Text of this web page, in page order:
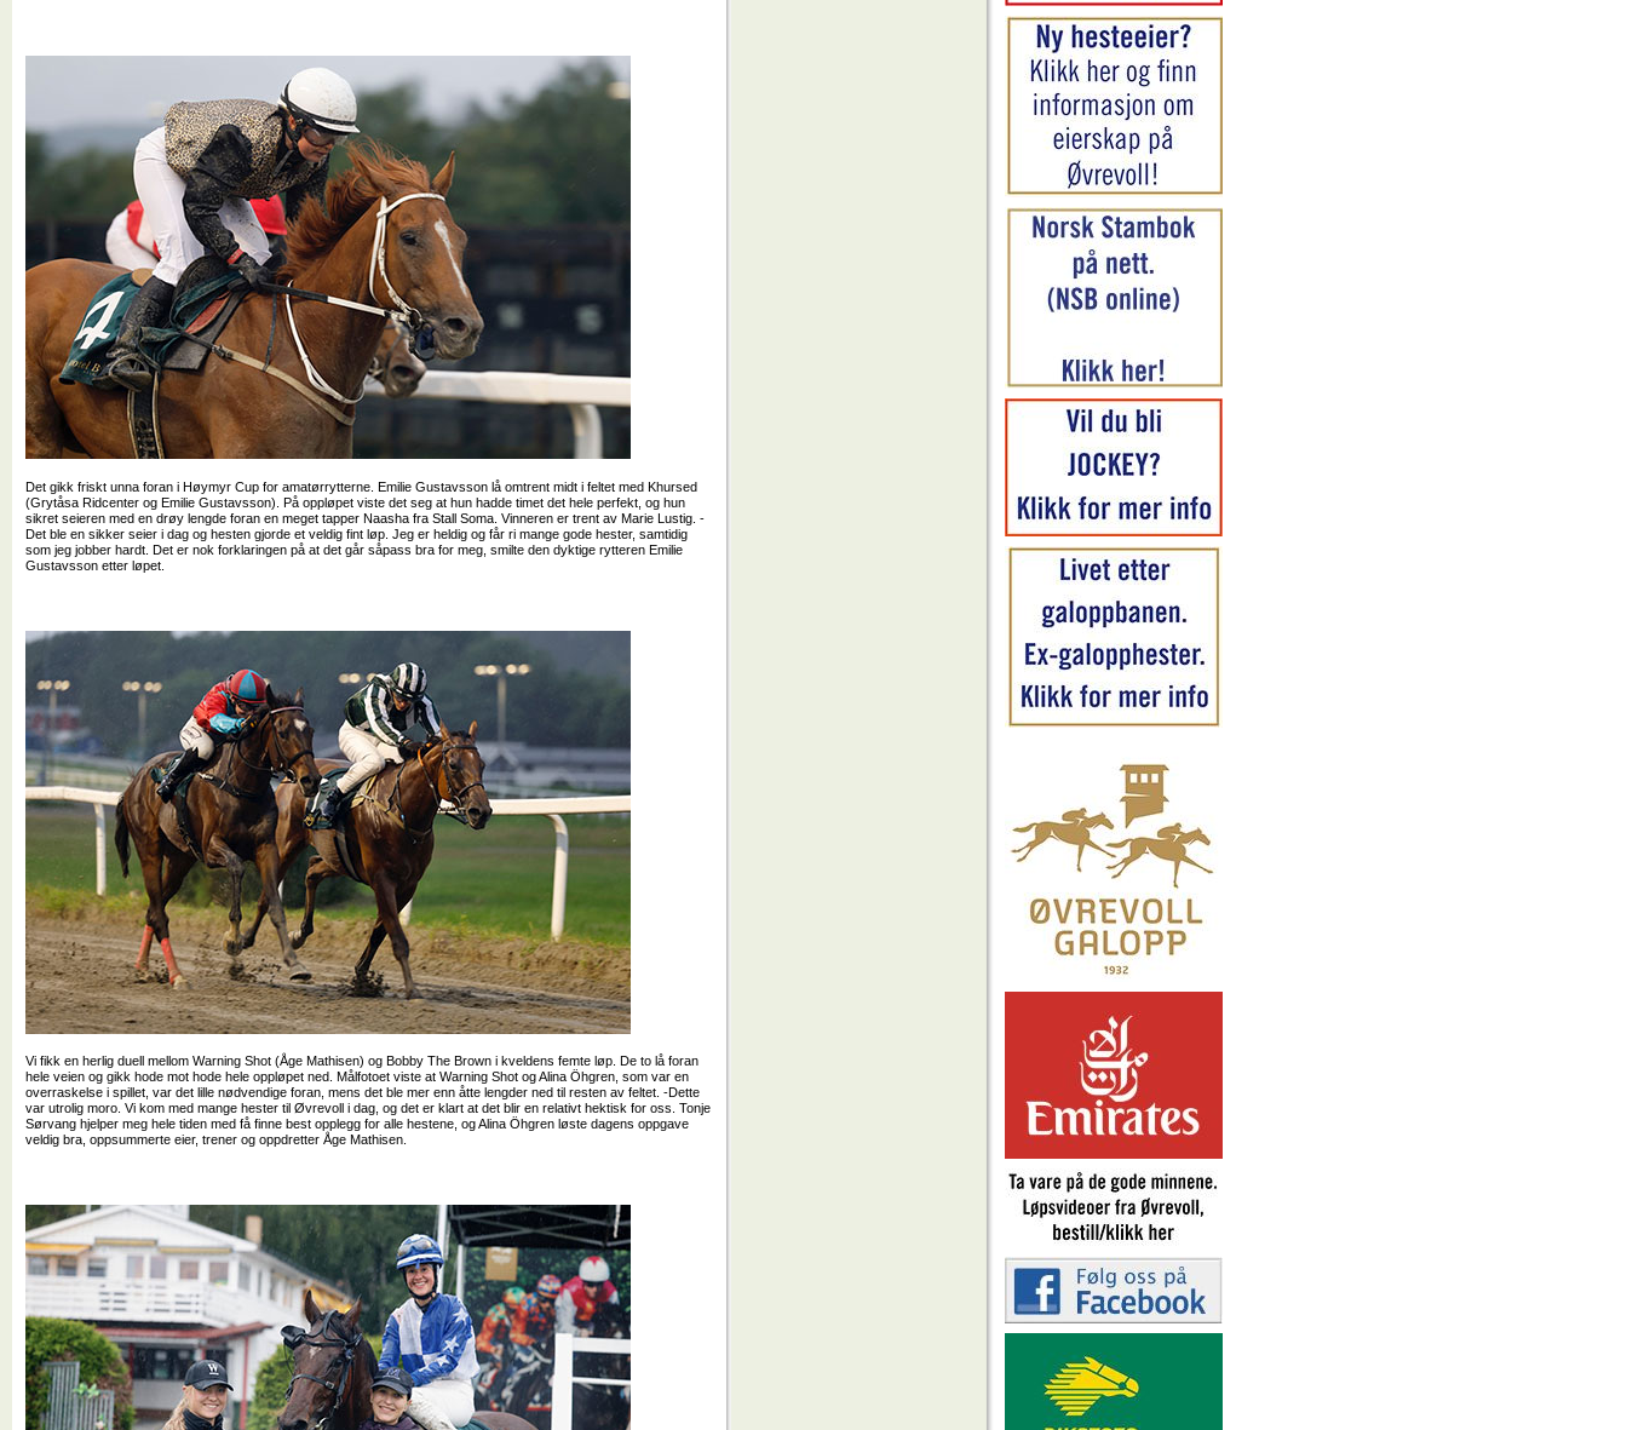
Det gikk friskt unna foran i Høymyr Cup for amatørrytterne. Emilie Gustavsson lå omtrent midt i feltet med Khursed
(Grytåsa Ridcenter og Emilie Gustavsson). På oppløpet viste det seg at hun hadde timet det hele perfekt, og hun
sikret seieren med en drøy lengde foran en meget tapper Naasha fra Stall Soma. Vinneren er trent av Marie Lustig. -
Det ble en sikker seier i dag og hesten gjorde et veldig fint løp. Jeg er heldig og får ri mange gode hester, samtidig
som jeg jobber hardt. Det er nok forklaringen på at det går såpass bra for meg, smilte den dyktige rytteren Emilie
Gustavsson etter løpet.
Vi fikk en herlig duell mellom Warning Shot (Åge Mathisen) og Bobby The Brown i kveldens femte løp. De to lå foran
hele veien og gikk hode mot hode hele oppløpet ned. Målfotoet viste at Warning Shot og Alina Öhgren, som var en
overraskelse i spillet, var det lille nødvendige foran, mens det ble mer enn åtte lengder ned til resten av feltet. -Dette
var utrolig moro. Vi kom med mange hester til Øvrevoll i dag, og det er klart at det blir en relativt hektisk for oss. Tonje
Sørvang hjelper meg hele tiden med få finne best opplegg for alle hestene, og Alina Öhgren løste dagens oppgave
veldig bra, oppsummerte eier, trener og oppdretter Åge Mathisen.